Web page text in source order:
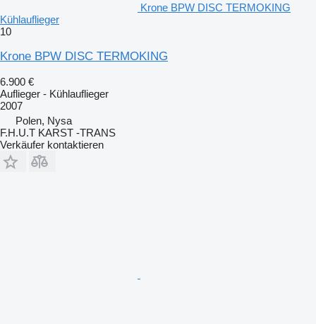
Krone BPW DISC TERMOKING
Kühlauflieger
10
Krone BPW DISC TERMOKING
6.900 €
Auflieger - Kühlauflieger
2007
Polen, Nysa
F.H.U.T KARST -TRANS
Verkäufer kontaktieren